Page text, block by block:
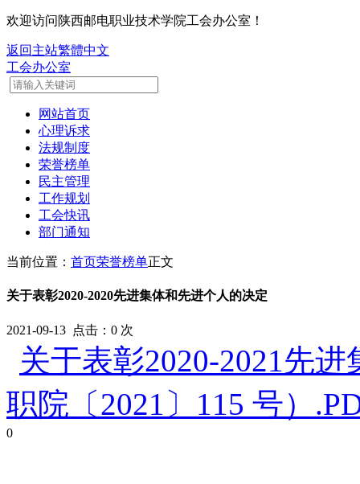
欢迎访问陕西邮电职业技术学院工会办公室！
返回主站繁體中文
工会办公室
网站首页
心理诉求
法规制度
荣誉榜单
民主管理
工作规划
工会快讯
部门通知
当前位置： 首页荣誉榜单正文
关于表彰2020-2020先进集体和先进个人的决定
2021-09-13 点击： 0 次
关于表彰2020-2021先
职院〔2021〕115 号）
0